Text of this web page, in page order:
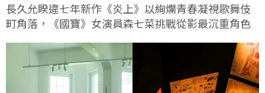
長久允睽違七年新作《炎上》以絢爛青春凝視歌舞伎
町角落，《國寶》女演員森七菜挑戰從影最沉重角色